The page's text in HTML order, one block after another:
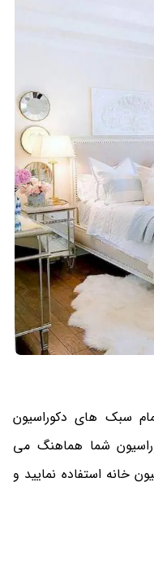
سبک های دکوراسیون
شما هماهنگ می
خانه استفاده نمایید و